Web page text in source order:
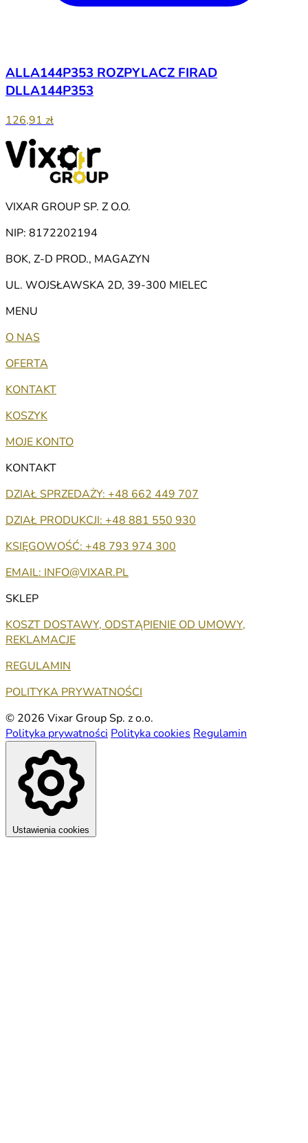
ALLA144P353 ROZPYLACZ FIRAD
DLLA144P353
126,91 zł
VIXAR GROUP SP. Z O.O.
NIP: 8172202194
BOK, Z-D PROD., MAGAZYN
UL. WOJSŁAWSKA 2D, 39-300 MIELEC
MENU
O NAS
OFERTA
KONTAKT
KOSZYK
MOJE KONTO
KONTAKT
DZIAŁ SPRZEDAŻY: +48 662 449 707
DZIAŁ PRODUKCJI: +48 881 550 930
KSIĘGOWOŚĆ: +48 793 974 300
EMAIL: INFO@VIXAR.PL
SKLEP
KOSZT DOSTAWY, ODSTĄPIENIE OD UMOWY,
REKLAMACJE
REGULAMIN
POLITYKA PRYWATNOŚCI
© 2026 Vixar Group Sp. z o.o.
Polityka prywatności Polityka cookies Regulamin
Ustawienia cookies